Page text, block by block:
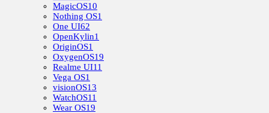
MagicOS10
Nothing OS1
One UI62
OpenKylin1
OriginOS1
OxygenOS19
Realme UI11
Vega OS1
visionOS13
WatchOS11
Wear OS19